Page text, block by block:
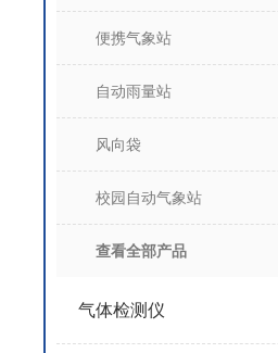
便携气象站
自动雨量站
风向袋
校园自动气象站
查看全部产品
气体检测仪